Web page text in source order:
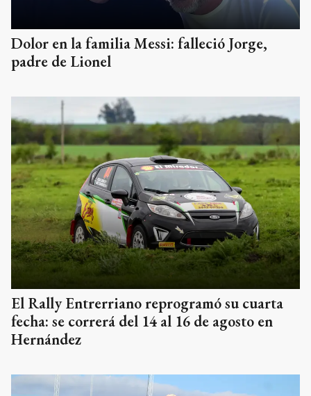
Dolor en la familia Messi: falleció Jorge,
padre de Lionel
El Rally Entrerriano reprogramó su cuarta
fecha: se correrá del 14 al 16 de agosto en
Hernández